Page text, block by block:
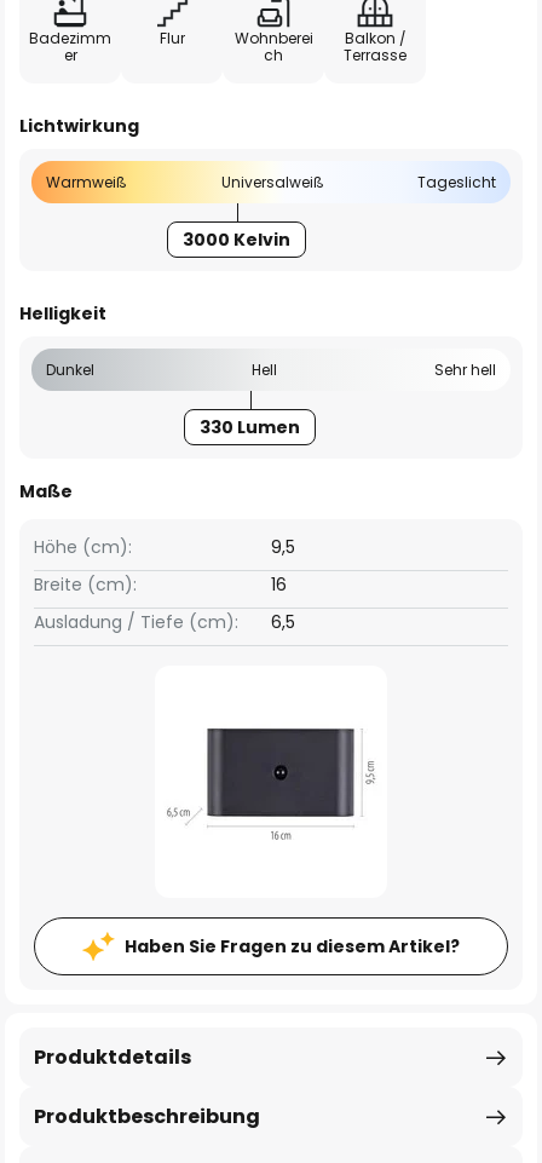
Badezimm
er
Flur
Wohnberei
ch
Balkon /
Terrasse
Lichtwirkung
Warmweiß Universalweiß Tageslicht
3000 Kelvin
Helligkeit
Dunkel Hell Sehr hell
330 Lumen
Maße
Breite (cm): 16
Höhe (cm): 9,5
Ausladung / Tiefe (cm): 6,5
Haben Sie Fragen zu diesem Artikel?
Produktbeschreibung
Produktdetails